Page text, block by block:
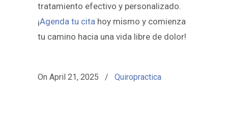
tratamiento efectivo y personalizado.
¡Agenda tu cita hoy mismo y comienza
tu camino hacia una vida libre de dolor!
On April 21, 2025 / Quiropractica